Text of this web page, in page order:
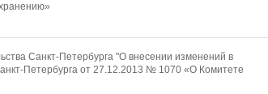
Санкт-Петербурга "О внесении изменений в
Петербурга от 27.12.2013 № 1070 «О Комитете